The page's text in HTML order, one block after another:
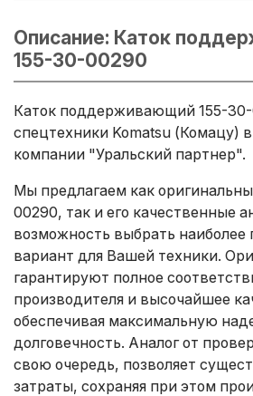
Описание: Каток
155-30-00290
Каток поддерживающий 155-
спецтехники Komatsu (Комацу)
компании "Уральский партнер".
Мы предлагаем как
00290, так и его качественные
возможность выбрать
вариант для Вашей техники.
гарантируют полное
производителя и высочайшее
обеспечивая максимальную
долговечность. Аналог от
свою очередь, позволяет
затраты, сохраняя при этом